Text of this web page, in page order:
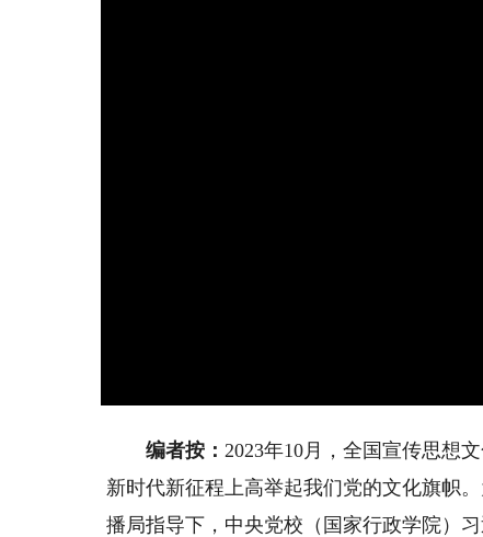
编者按：2023年10月，全国宣传思想
新时代新征程上高举起我们党的文化旗帜
播局指导下，中央党校（国家行政学院）